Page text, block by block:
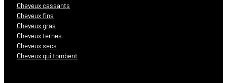
Cheveux cassants
Cheveux fins
Cheveux gras
Cheveux ternes
Cheveux secs
Cheveux qui tombent